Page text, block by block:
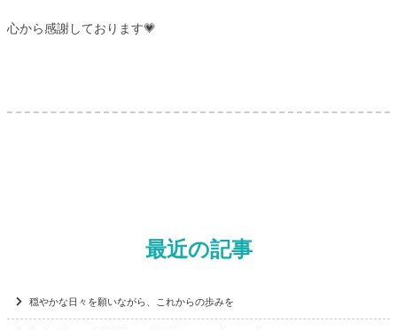
心から感謝しております💗
最近の記事
穏やかな日々を願いながら、これからの歩みを